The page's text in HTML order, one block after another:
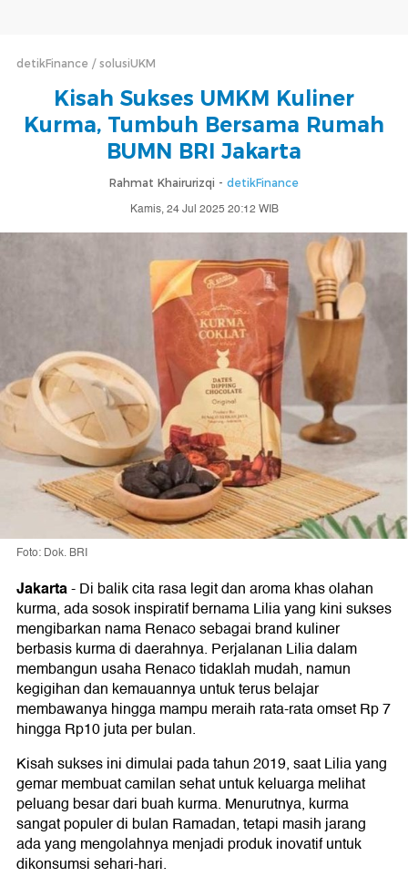
detikFinance solusiUKM
Kisah Sukses UMKM Kuliner
Kurma, Tumbuh Bersama Rumah
BUMN BRI Jakarta
Rahmat Khairurizqi - detikFinance
Kamis, 24 Jul 2025 20:12 WIB
Foto: Dok. BRI
Jakarta-Di balik cita rasa legit dan aroma khas olahan
kurma, ada sosok inspiratif bernama Lilia yang kini sukses
mengibarkan nama Renaco sebagai brand kuliner
berbasis kurma di daerahnya. Perjalanan Lilia dalam
membangun usaha Renaco tidaklah mudah, namun
kegigihan dan kemauannya untuk terus belajar
membawanya hingga mampu meraih rata-rata omset Rp 7
hingga Rp10 juta per bulan.
Kisah sukses ini dimulai pada tahun 2019, saat Lilia yang
gemar membuat camilan sehat untuk keluarga melihat
peluang besar dari buah kurma. Menurutnya, kurma
sangat populer di bulan Ramadan, tetapi masih jarang
ada yang mengolahnya menjadi produk inovatif untuk
dikonsumsi sehari-hari.